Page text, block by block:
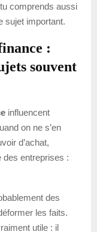
comprends aussi
sujet important.
:
souvent
influencent
on ne s’en
d’achat,
entreprises :
des
les faits.
utile : il